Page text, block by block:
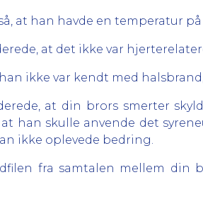
at han havde en temperatur på
at det ikke var
ikke var kendt med
at din brors smerter
han skulle anvende det
ikke oplevede bedring.
fra samtalen mellem din